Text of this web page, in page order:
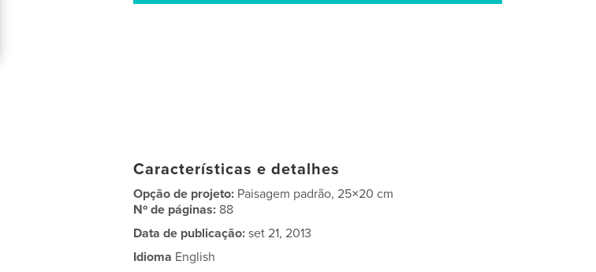
Características e detalhes
Opção de projeto: Paisagem padrão, 25×20 cm
Nº de páginas: 88
Data de publicação: set 21, 2013
Idioma English